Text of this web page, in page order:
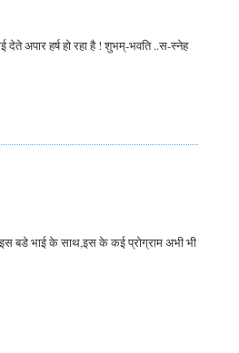
देते अपार हर्ष हो रहा है ! शुभम्-भवति ..स-स्नेह
इस बडे भाई के साथ,इस के कई प्रोग्राम अभी भी